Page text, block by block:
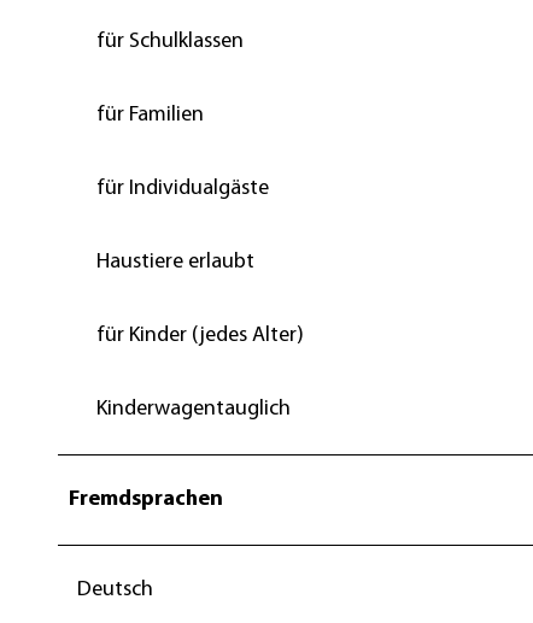
für Schulklassen
für Familien
für Individualgäste
Haustiere erlaubt
für Kinder (jedes Alter)
Kinderwagentauglich
Fremdsprachen
Deutsch